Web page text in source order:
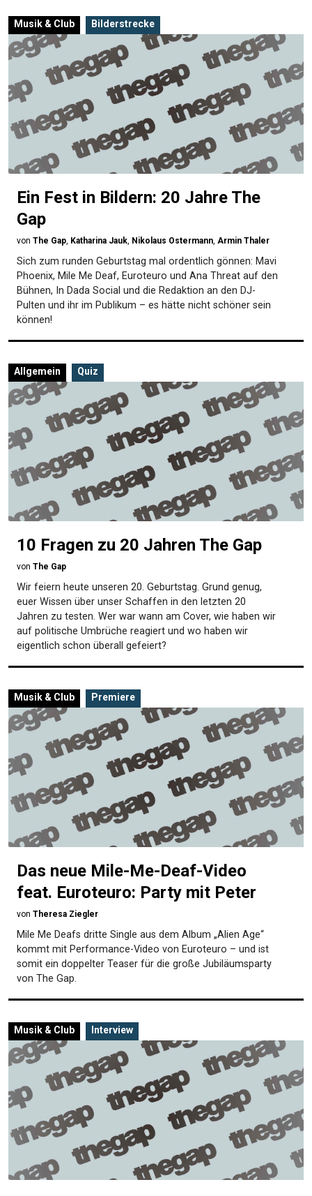
Musik & Club Bilderstrecke
Ein Fest in Bildern: 20 Jahre The
Gap
von The Gap Katharina Jauk Nikolaus Ostermann Armin Thaler
Sich zum runden Geburtstag mal ordentlich gönnen: Mavi
Phoenix, Mile Me Deaf, Euroteuro und Ana Threat auf den
Bühnen, In Dada Social und die Redaktion an den DJ-
Pulten und ihr im Publikum – es hätte nicht schöner sein
können!
Allgemein Quiz
10 Fragen zu 20 Jahren The Gap
von The Gap
Wir feiern heute unseren 20. Geburtstag. Grund genug,
euer Wissen über unser Schaffen in den letzten 20
Jahren zu testen. Wer war wann am Cover, wie haben wir
auf politische Umbrüche reagiert und wo haben wir
eigentlich schon überall gefeiert?
Musik & Club Premiere
Das neue Mile-Me-Deaf-Video
feat. Euroteuro: Party mit Peter
von Theresa Ziegler
Mile Me Deafs dritte Single aus dem Album „Alien Age“
kommt mit Performance-Video von Euroteuro – und ist
somit ein doppelter Teaser für die große Jubiläumsparty
von The Gap.
Musik & Club Interview